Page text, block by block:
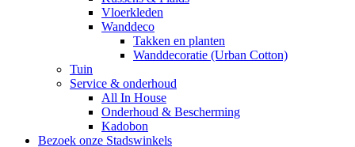
Vloerkleden
Wanddeco
Takken en planten
Wanddecoratie (Urban Cotton)
Tuin
Service & onderhoud
All In House
Onderhoud & Bescherming
Kadobon
Bezoek onze Stadswinkels